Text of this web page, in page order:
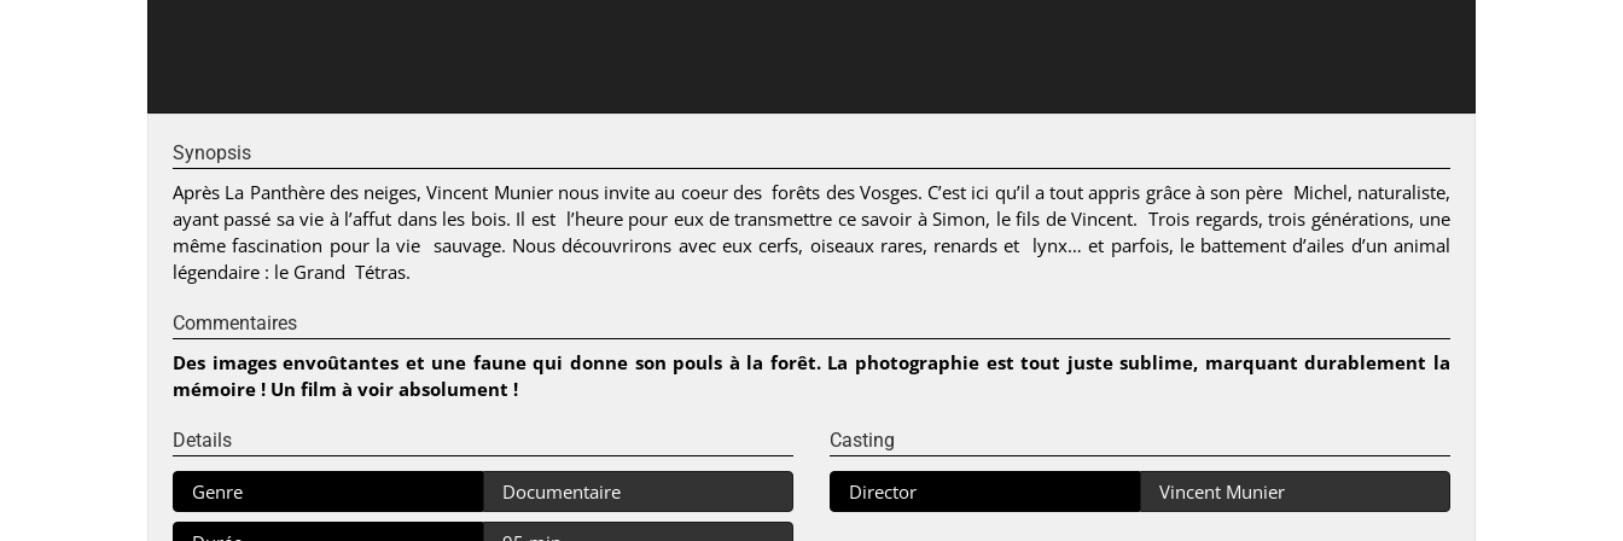
Synopsis
Après La Panthère des neiges, Vincent Munier nous invite au coeur des forêts des Vosges. C’est ici qu’il a tout appris grâce à son père Michel, naturaliste,
ayant passé sa vie à l’affut dans les bois. Il est l’heure pour eux de transmettre ce savoir à Simon, le fils de Vincent. Trois regards, trois générations, une
même fascination pour la vie sauvage. Nous découvrirons avec eux cerfs, oiseaux rares, renards et lynx… et parfois, le battement d’ailes d’un animal
légendaire : le Grand Tétras.
Commentaires
Des images envoûtantes et une faune qui donne son pouls à la forêt. La photographie est tout juste sublime, marquant durablement la
mémoire ! Un film à voir absolument !
Details
Genre Documentaire
Casting
Director Vincent Munier